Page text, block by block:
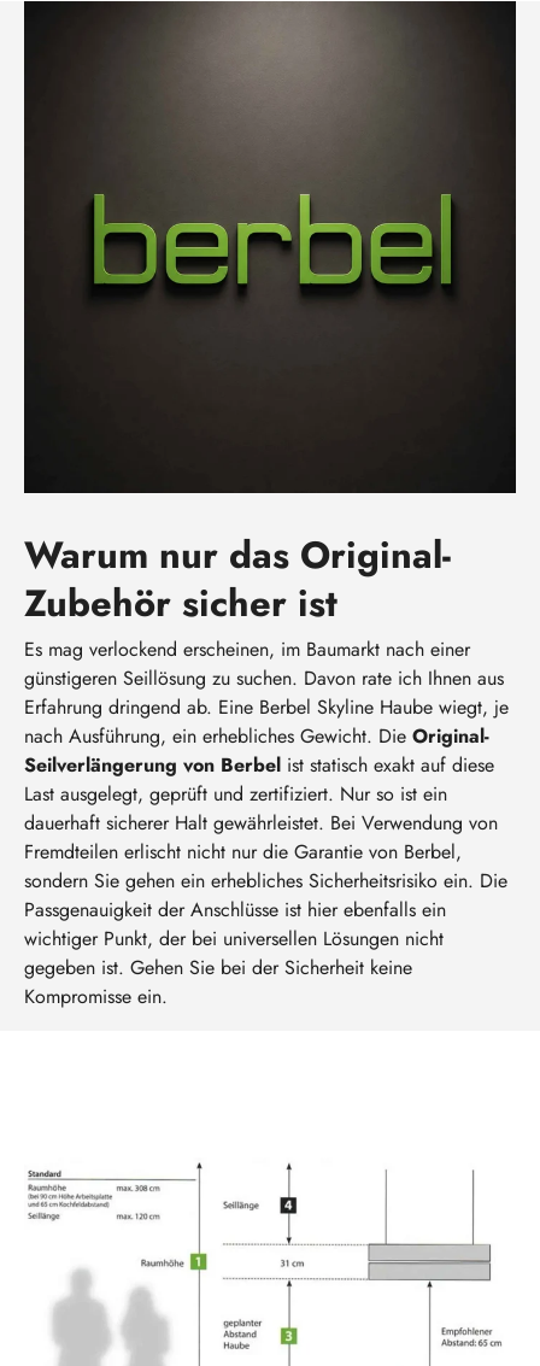
Warum nur das Original-
Zubehör sicher ist
Es mag verlockend erscheinen, im Baumarkt nach einer
günstigeren Seillösung zu suchen. Davon rate ich Ihnen aus
Erfahrung dringend ab. Eine Berbel Skyline Haube wiegt, je
nach Ausführung, ein erhebliches Gewicht. Die Original-
Seilverlängerung von Berbel ist statisch exakt auf diese
Last ausgelegt, geprüft und zertifiziert. Nur so ist ein
dauerhaft sicherer Halt gewährleistet. Bei Verwendung von
Fremdteilen erlischt nicht nur die Garantie von Berbel,
sondern Sie gehen ein erhebliches Sicherheitsrisiko ein. Die
Passgenauigkeit der Anschlüsse ist hier ebenfalls ein
wichtiger Punkt, der bei universellen Lösungen nicht
gegeben ist. Gehen Sie bei der Sicherheit keine
Kompromisse ein.